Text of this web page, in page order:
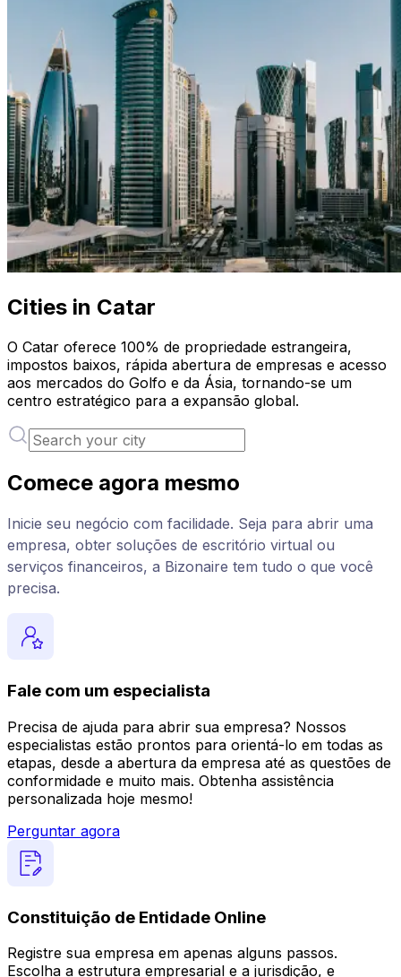
Cities in Catar
O Catar oferece 100% de propriedade estrangeira,
impostos baixos, rápida abertura de empresas e acesso
aos mercados do Golfo e da Ásia, tornando-se um
centro estratégico para a expansão global.
Comece agora mesmo
Inicie seu negócio com facilidade. Seja para abrir uma
empresa, obter soluções de escritório virtual ou
serviços financeiros, a Bizonaire tem tudo o que você
precisa.
Fale com um especialista
Precisa de ajuda para abrir sua empresa? Nossos
especialistas estão prontos para orientá-lo em todas as
etapas, desde a abertura da empresa até as questões de
conformidade e muito mais. Obtenha assistência
personalizada hoje mesmo!
Perguntar agora
Constituição de Entidade Online
Registre sua empresa em apenas alguns passos.
Escolha a estrutura empresarial e a jurisdição, e